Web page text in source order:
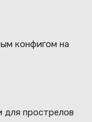
конфигом на
для прострелов